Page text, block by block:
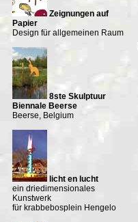
Zeignungen auf
Papier
Design für allgemeinen Raum
8ste Skulptuur
Biennale Beerse
Beerse, Belgium
licht en lucht
ein driedimensionales
Kunstwerk
für krabbebosplein Hengelo